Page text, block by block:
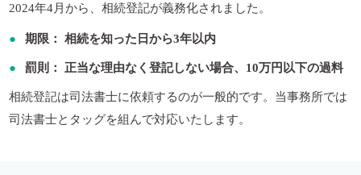
2024年4月から、相続登記が義務化されました。
期限： 相続を知った日から3年以内
罰則： 正当な理由なく登記しない場合、10万円以下の過料
相続登記は司法書士に依頼するのが一般的です。当事務所では
司法書士とタッグを組んで対応いたします。